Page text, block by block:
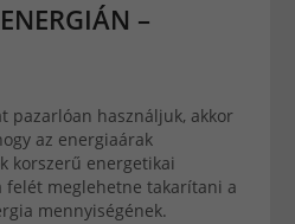
–
pazarlóan használjuk, akkor
az energiaárak
korszerű energetikai
meglehetne takarítani a
mennyiségének.